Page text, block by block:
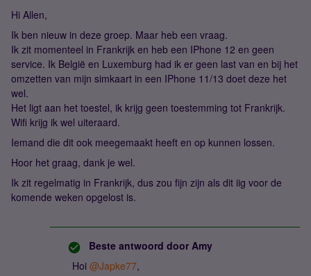
Hi Allen,
Ik ben nieuw in deze groep. Maar heb een vraag.
Ik zit momenteel in Frankrijk en heb een IPhone 12 en geen
service. Ik België en Luxemburg had ik er geen last van en bij het
omzetten van mijn simkaart in een IPhone 11/13 doet deze het
wel.
Het ligt aan het toestel, ik krijg geen toestemming tot Frankrijk.
Wifi krijg ik wel uiteraard.
Iemand die dit ook meegemaakt heeft en op kunnen lossen.
Hoor het graag, dank je wel.
Ik zit regelmatig in Frankrijk, dus zou fijn zijn als dit iig voor de
komende weken opgelost is.
Beste antwoord door Amy
Hoi @Japke77,